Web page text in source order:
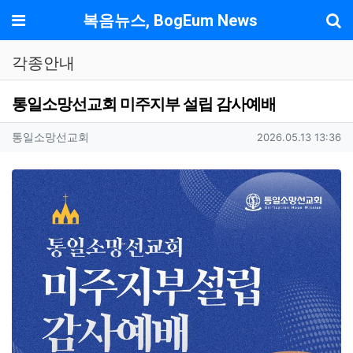
메뉴 복음뉴스, BogEum News
각종안내
통일소망선교회 미주지부 설립 감사예배
작성자 정보
통일소망선교회 작성일
2026.05.13 13:36
컨텐츠 정보
본문